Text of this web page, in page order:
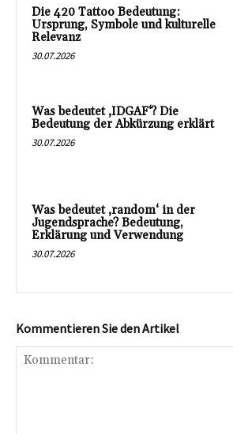
Die 420 Tattoo Bedeutung:
Ursprung, Symbole und kulturelle
Relevanz
30.07.2026
Was bedeutet ‚IDGAF‘? Die
Bedeutung der Abkürzung erklärt
30.07.2026
Was bedeutet ‚random‘ in der
Jugendsprache? Bedeutung,
Erklärung und Verwendung
30.07.2026
Kommentieren Sie den Artikel